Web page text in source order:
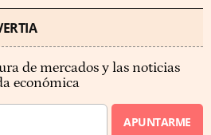
de mercados y las noticias
económica
APUNTARME